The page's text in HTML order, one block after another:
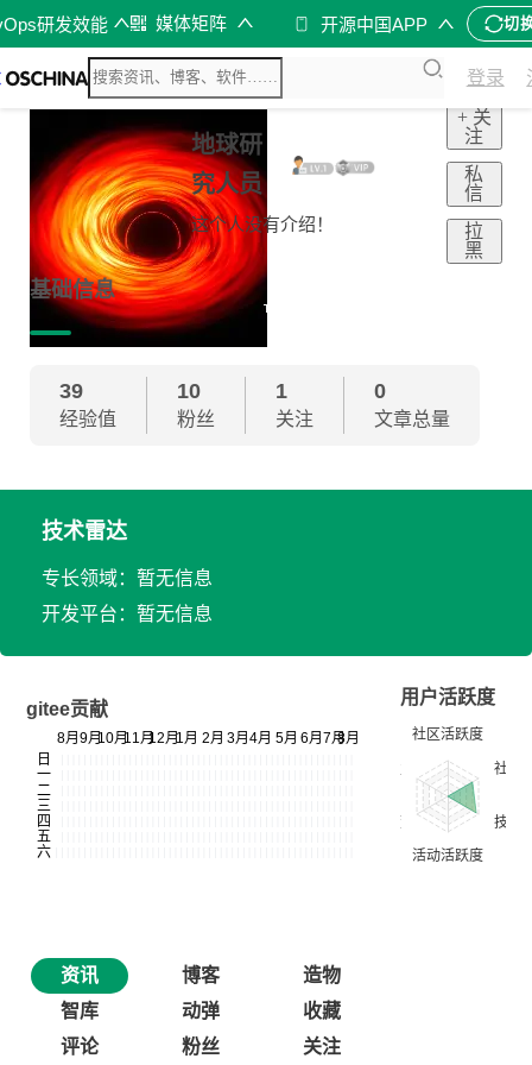
研发效能 媒体矩阵 开源中国APP 切
登录
地球研
究人员
这个人没有介绍！
+ 关
注
私
信
拉
黑
基础信息
39
经验值
10
粉丝
1
关注
0
文章总量
技术雷达
专长领域：暂无信息
开发平台：暂无信息
gitee贡献
用户活跃度
资讯 博客
造物
智库
动弹
收藏
评论
粉丝 关注